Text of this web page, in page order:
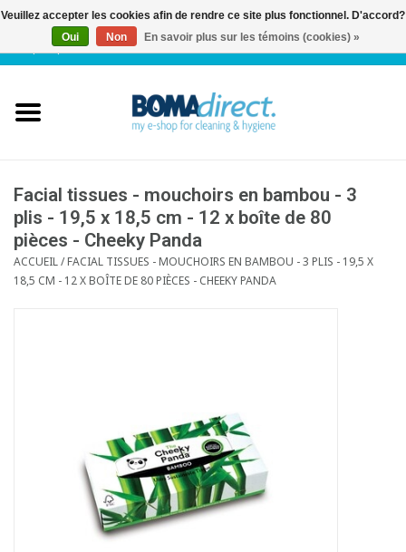
FR| 0 Articles
Service client
Blog
Facial tissues - mouchoirs en bambou - 3
plis - 19,5 x 18,5 cm - 12 x boîte de 80
pièces - Cheeky Panda
ACCUEIL/FACIAL TISSUES - MOUCHOIRS EN BAMBOU - 3 PLIS - 19,5 X
18,5 CM - 12 X BOÎTE DE 80 PIÈCES - CHEEKY PANDA
Veuillez accepter les cookies afin de rendre ce site plus fonctionnel. D'accord?
Oui
Non En savoir plus sur les témoins (cookies) »